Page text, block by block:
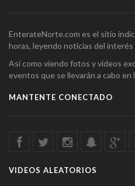
EnterateNorte.com es el sitio
horas, leyendo noticias del interés
Así como viendo fotos y videos
eventos que se llevarán a cabo en
MANTENTE CONECTADO
VIDEOS ALEATORIOS